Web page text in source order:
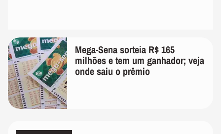
Mega-Sena sorteia R$ 165
milhões e tem um ganhador; veja
onde saiu o prêmio